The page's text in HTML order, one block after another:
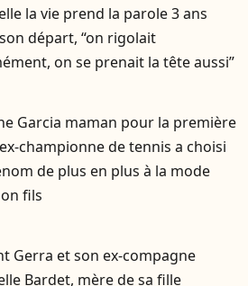
la vie prend la parole 3 ans
départ, “on rigolait
on se prenait la tête aussi”
Garcia maman pour la première
championne de tennis a choisi
de plus en plus à la mode
fils
Gerra et son ex-compagne
Bardet, mère de sa fille